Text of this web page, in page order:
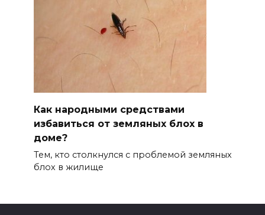
Как народными средствами
избавиться от земляных блох в
доме?
Тем, кто столкнулся с проблемой земляных
блох в жилище